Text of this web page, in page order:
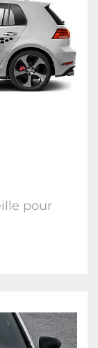
pour